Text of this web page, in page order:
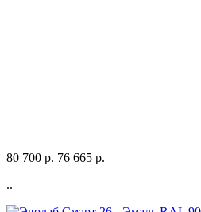
80 700 р. 76 665 р.
..